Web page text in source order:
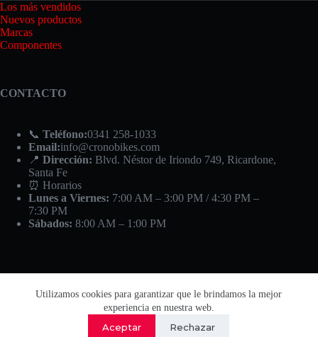
Utilizamos cookies para garantizar que le brindamos la mejor
experiencia en nuestra web.
Aceptar Rechazar
Los más vendidos
Nuevos productos
Marcas
Componentes
CONTACTO
📞 Teléfono:0341 258-1033
Email:info@cronobikes.com
📍 Dirección: Blvd. Néstor de Iriondo 749, Ricardone,
Santa Fe
⏰ Horarios
Lunes a Viernes: 7:00 AM – 3:00 PM / 4:30 PM –
7:30 PM
Sábados: 8:00 AM – 1:00 PM